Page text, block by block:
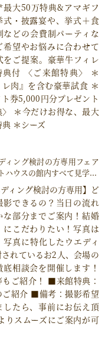
最大50万特典&アマギフ
式・披露宴や、挙式＋食
などの会費制パーティな
希望やお悩みに合わせて
をご提案。豪華牛フィレ
典付 〈ご来館特典〉 ＊
レ肉』を含む豪華試食 ＊
券5,000円分プレゼント
〉 ＊今だけお得な、最大
＊シーズ
ィング検討の方専用フェア
ハウスの館内すべて見学...
ディング検討の方専用】ど
影できるの？当日の流れ
な部分までご案内！結婚
にこだわりたい！写真は
真に特化したウエディ
れているお2人、会場の
相談会を開催します！
ご紹介！ ■来館特典：
ご紹介 ■備考：撮影希望
したら、事前にお伝え頂
りスムーズにご案内が可